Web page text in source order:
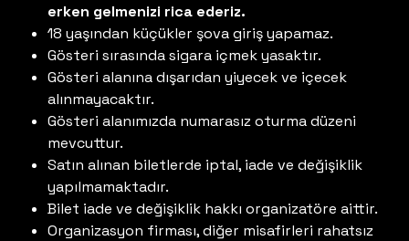
erken gelmenizi rica ederiz.
18 yaşından küçükler şova giriş yapamaz.
Gösteri sırasında sigara içmek yasaktır.
Gösteri alanına dışarıdan yiyecek ve içecek
alınmayacaktır.
Gösteri alanımızda numarasız oturma düzeni
mevcuttur.
Satın alınan biletlerde iptal, iade ve değişiklik
yapılmamaktadır.
Bilet iade ve değişiklik hakkı organizatöre aittir.
Organizasyon firması, diğer misafirleri rahatsız